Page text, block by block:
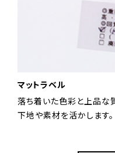
マットラベル
落ち着いた色彩と上品な
下地や素材を活かします。